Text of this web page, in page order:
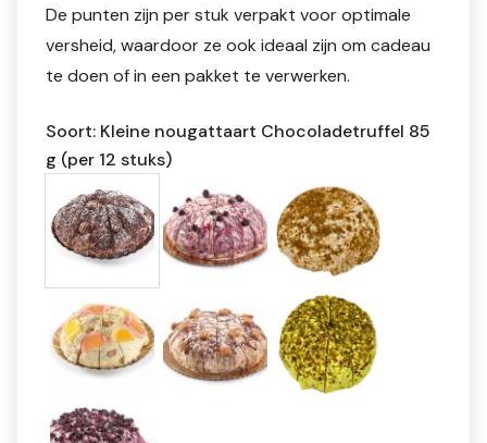
De punten zijn per stuk verpakt voor optimale
versheid, waardoor ze ook ideaal zijn om cadeau
te doen of in een pakket te verwerken.
Soort: Kleine nougattaart Chocoladetruffel 85
g (per 12 stuks)